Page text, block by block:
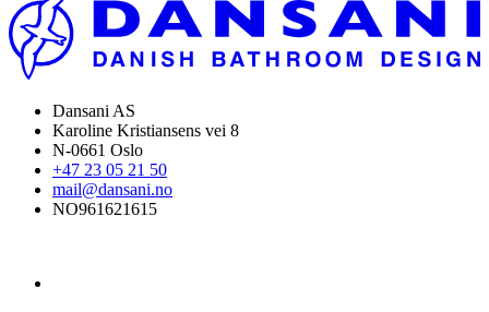
Dansani AS
Karoline Kristiansens vei 8
N-0661 Oslo
+47 23 05 21 50
mail@dansani.no
NO961621615